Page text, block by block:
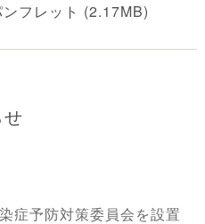
フレット (2.17MB)
症予防対策委員会を設置